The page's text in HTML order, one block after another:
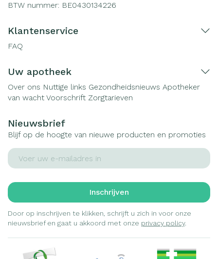
BTW nummer: BE0430134226
Klantenservice
FAQ
Uw apotheek
Over ons Nuttige links Gezondheidsnieuws Apotheker
van wacht Voorschrift Zorgtarieven
Nieuwsbrief
Blijf op de hoogte van nieuwe producten en promoties
E-mail adres
Inschrijven
Door op inschrijven te klikken, schrijft u zich in voor onze
nieuwsbrief en gaat u akkoord met onze privacy policy.